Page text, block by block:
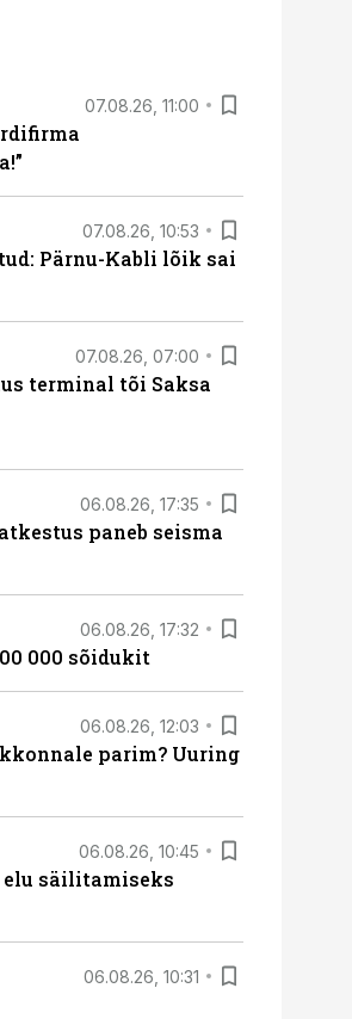
07.08.26, 11:00
07.08.26, 10:53
Pärnu-Kabli lõik sai
07.08.26, 07:00
terminal tõi Saksa
06.08.26, 17:35
paneb seisma
06.08.26, 17:32
000 sõidukit
06.08.26, 12:03
parim? Uuring
06.08.26, 10:45
elu säilitamiseks
06.08.26, 10:31